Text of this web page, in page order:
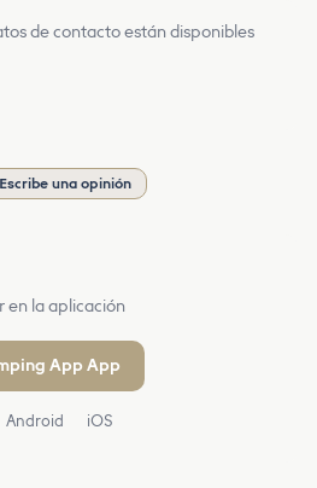
de contacto están disponibles
Escribe una opinión
en la aplicación
App App
Android iOS